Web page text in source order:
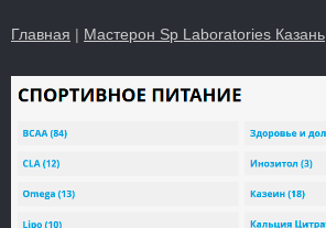
Главная | Мастерон Sp Laboratories Казань